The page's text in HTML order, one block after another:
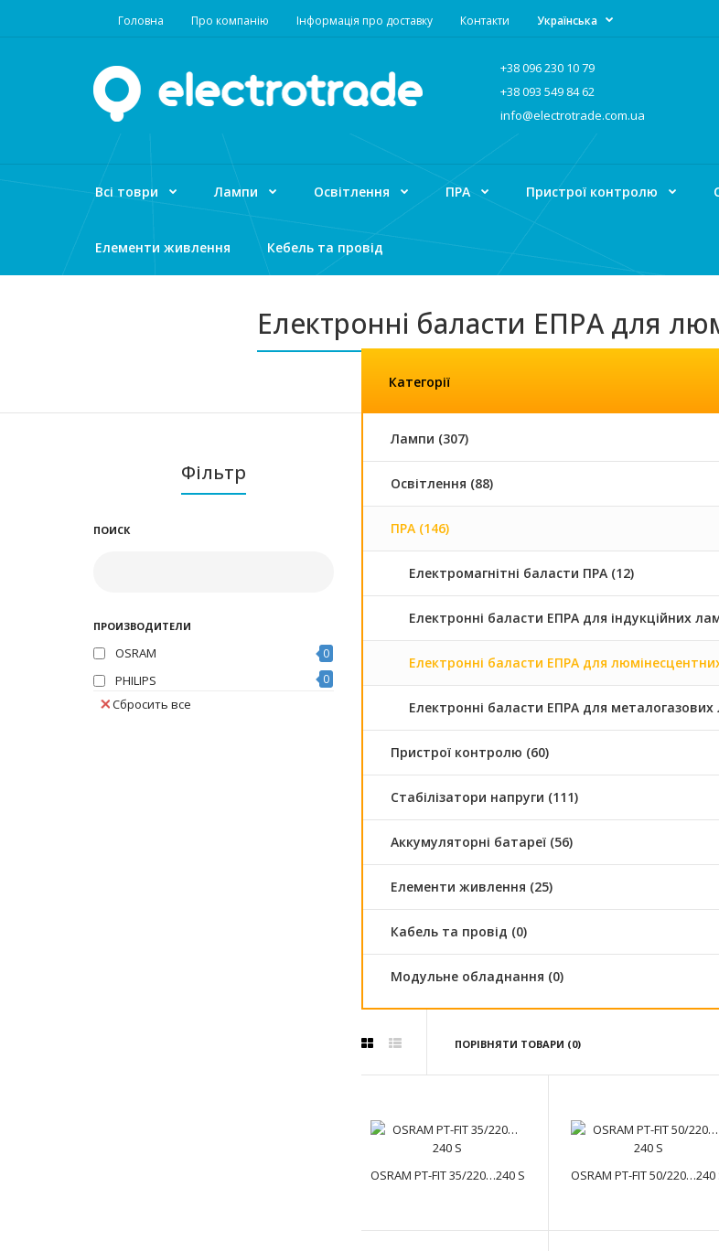
Головна Про компанію Інформація про доставку Контакти Українська
+38 096 230 10 79
+38 093 549 84 62
info@electrotrade.com.ua
Всі товри Лампи Освітлення ПРА Пристрої контролю
Елементи живлення Кебель та провід
Електронні баласти ЕПРА для
ГОЛОВНА
Фільтр
ПОИСК
ПРОИЗВОДИТЕЛИ
OSRAM 0
PHILIPS 0
Сбросить все
Категорії
Лампи (307)
Освітлення (88)
ПРА (146)
Електромагнітні баласти ПРА (12)
Електронні баласти ЕПРА для індукційних
Електронні баласти ЕПРА для
Електронні баласти ЕПРА для металогазових
Пристрої контролю (60)
Стабілізатори напруги (111)
Аккумуляторні батареї (56)
Елементи живлення (25)
Кабель та провід (0)
Модульне обладнання (0)
ПОРІВНЯТИ ТОВАРИ (0)
OSRAM PT-FIT 35/
text_zero
OSRAM PT-FIT 35/220…240 S OSRAM PT-FIT 50/220…240